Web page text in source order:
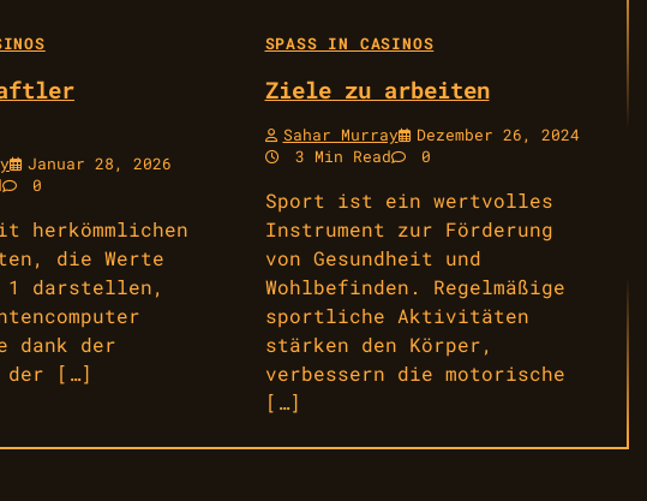
Januar 28, 2026
0
herkömmlichen
die Werte
1 darstellen,
dank der
der […]
SPASS IN CASINOS
Ziele zu arbeiten
Sahar Murray
Dezember 26, 2024
3 Min Read
0
Sport ist ein wertvolles
Instrument zur Förderung
von Gesundheit und
Wohlbefinden. Regelmäßige
sportliche Aktivitäten
stärken den Körper,
verbessern die motorische
[…]